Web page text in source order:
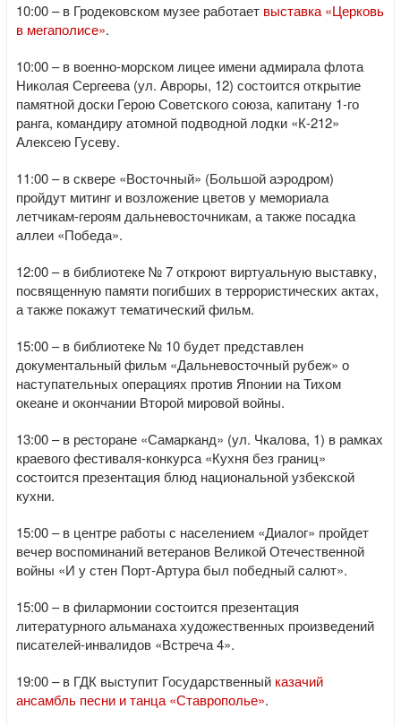
10:00 – в Гродековском музее работает выставка «Церковь
в мегаполисе».
10:00 – в военно-морском лицее имени адмирала флота
Николая Сергеева (ул. Авроры, 12) состоится открытие
памятной доски Герою Советского союза, капитану 1-го
ранга, командиру атомной подводной лодки «К-212»
Алексею Гусеву.
11:00 – в сквере «Восточный» (Большой аэродром)
пройдут митинг и возложение цветов у мемориала
летчикам-героям дальневосточникам, а также посадка
аллеи «Победа».
12:00 – в библиотеке № 7 откроют виртуальную выставку,
посвященную памяти погибших в террористических актах,
а также покажут тематический фильм.
15:00 – в библиотеке № 10 будет представлен
документальный фильм «Дальневосточный рубеж» о
наступательных операциях против Японии на Тихом
океане и окончании Второй мировой войны.
13:00 – в ресторане «Самарканд» (ул. Чкалова, 1) в рамках
краевого фестиваля-конкурса «Кухня без границ»
состоится презентация блюд национальной узбекской
кухни.
15:00 – в центре работы с населением «Диалог» пройдет
вечер воспоминаний ветеранов Великой Отечественной
войны «И у стен Порт-Артура был победный салют».
15:00 – в филармонии состоится презентация
литературного альманаха художественных произведений
писателей-инвалидов «Встреча 4».
19:00 – в ГДК выступит Государственный казачий
ансамбль песни и танца «Ставрополье».